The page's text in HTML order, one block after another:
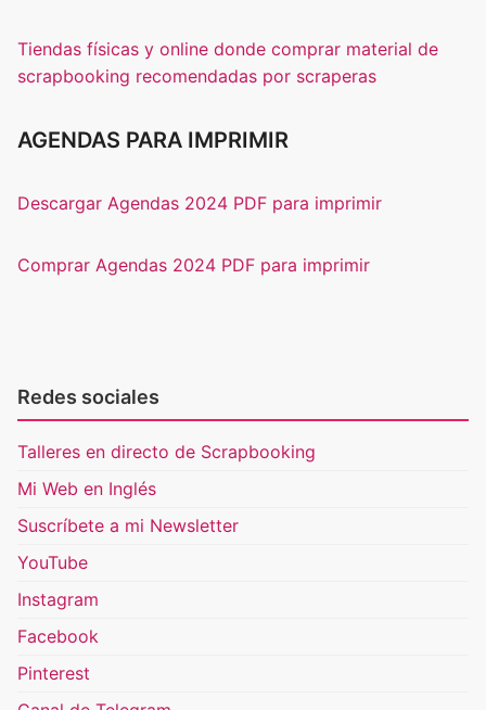
Tiendas físicas y online donde comprar material de
scrapbooking recomendadas por scraperas
AGENDAS PARA IMPRIMIR
Descargar Agendas 2024 PDF para imprimir
Comprar Agendas 2024 PDF para imprimir
Redes sociales
Talleres en directo de Scrapbooking
Mi Web en Inglés
Suscríbete a mi Newsletter
YouTube
Instagram
Facebook
Pinterest